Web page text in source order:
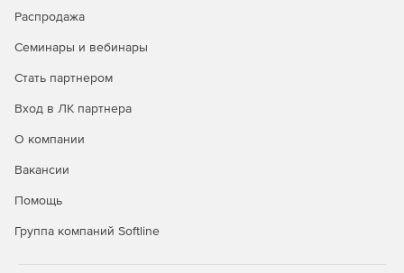
Распродажа
Семинары и вебинары
Стать партнером
Вход в ЛК партнера
О компании
Вакансии
Помощь
Группа компаний Softline